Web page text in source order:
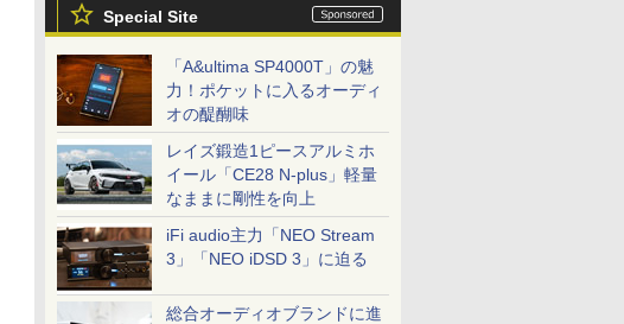
Special Site
「A&ultima SP4000T」の魅
力！ポケットに入るオーディ
オの醍醐味
レイズ鍛造1ピースアルミホ
イール「CE28 N-plus」軽量
なままに剛性を向上
iFi audio主力「NEO Stream
3」「NEO iDSD 3」に迫る
総合オーディオブランドに進